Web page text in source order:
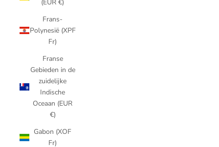
(EUR €)
Frans-
Polynesië (XPF
Fr)
Franse
Gebieden in de
zuidelijke
Indische
Oceaan (EUR
€)
Gabon (XOF
Fr)